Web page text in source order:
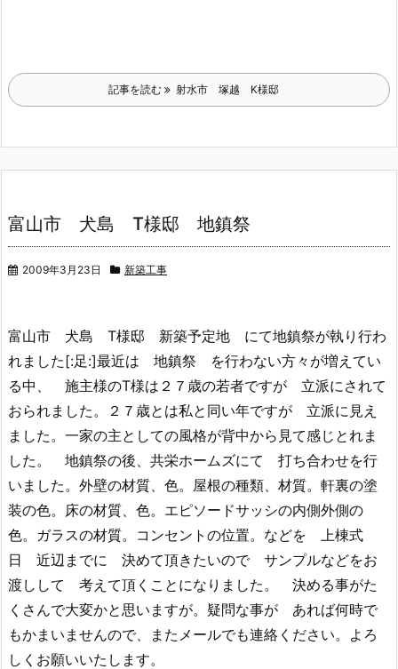
記事を読む 射水市 塚越 K様邸
富山市 犬島 T様邸 地鎮祭
2009年3月23日 新築工事
富山市 犬島 T様邸 新築予定地 にて地鎮祭が執り行わ
れました[:足:]最近は 地鎮祭 を行わない方々が増えてい
る中、 施主様のT様は２７歳の若者ですが 立派にされて
おられました。２７歳とは私と同い年ですが 立派に見え
ました。一家の主としての風格が背中から見て感じとれま
した。 地鎮祭の後、共栄ホームズにて 打ち合わせを行
いました。外壁の材質、色。屋根の種類、材質。軒裏の塗
装の色。床の材質、色。エピソードサッシの内側外側の
色。ガラスの材質。コンセントの位置。などを 上棟式
日 近辺までに 決めて頂きたいので サンプルなどをお
渡しして 考えて頂くことになりました。 決める事がた
くさんで大変かと思いますが。疑問な事が あれば何時で
もかまいませんので、またメールでも連絡ください。よろ
しくお願いいたします。